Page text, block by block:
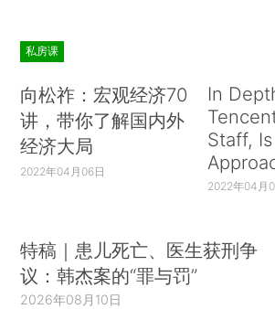
私房课
向松祚：宏观经济70
讲，带你了解国内外
经济大局
2022年04月06日
In
Staff, Is
2022年04月
特稿｜患儿死亡、医生获刑争
议：韩杰案的“罪与罚”
2026年08月10日